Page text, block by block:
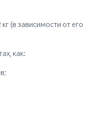
(в зависимости от его
как: